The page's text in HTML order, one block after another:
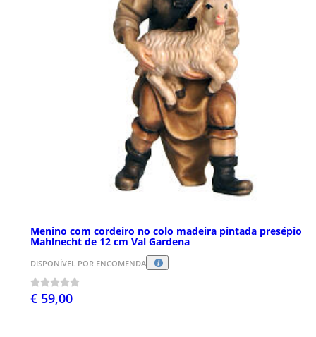
Menino com cordeiro no colo madeira pintada presépio
Mahlnecht de 12 cm Val Gardena
DISPONÍVEL POR ENCOMENDA
€ 59,00